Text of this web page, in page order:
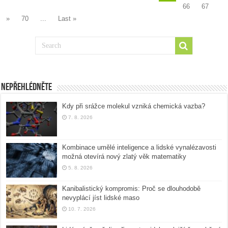
66
67
»
70 Last »
Nepřehlédněte
Kdy při srážce molekul vzniká chemická vazba?
7. 8. 2026
Kombinace umělé inteligence a lidské vynalézavosti
možná otevírá nový zlatý věk matematiky
5. 8. 2026
Kanibalistický kompromis: Proč se dlouhodobě
nevyplácí jíst lidské maso
10. 7. 2026